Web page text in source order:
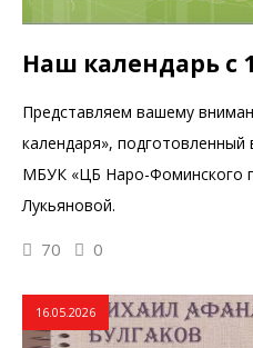
Наш календарь с
Представляем вашему
календаря»,
МБУК «ЦБ Наро-Фоминского
Лукьяновой.
70 0
16.05.2026